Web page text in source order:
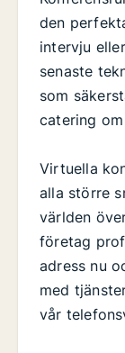
den
intervju
senaste
som
catering
Virtuella
alla större
världen
företag
adress nu
med
vår